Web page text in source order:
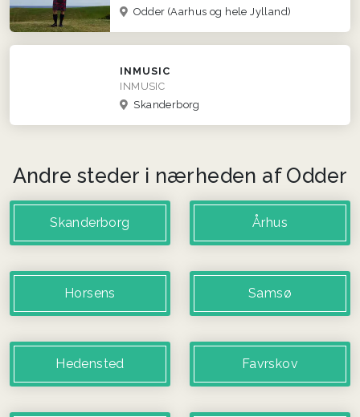
Odder (Aarhus og hele Jylland)
INMUSIC
INMUSIC
Skanderborg
Andre steder i nærheden af Odder
Skanderborg Århus
Horsens Samsø
Hedensted Favrskov